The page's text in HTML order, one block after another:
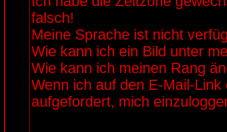
falsch!
Meine Sprache ist nicht
Wie kann ich ein Bild unter
Wie kann ich meinen Rang
Wenn ich auf den E-Mail-
aufgefordert, mich